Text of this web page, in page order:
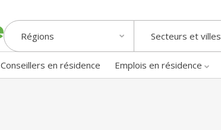
Régions Secteurs et villes
Conseillers en résidence Emplois en résidence